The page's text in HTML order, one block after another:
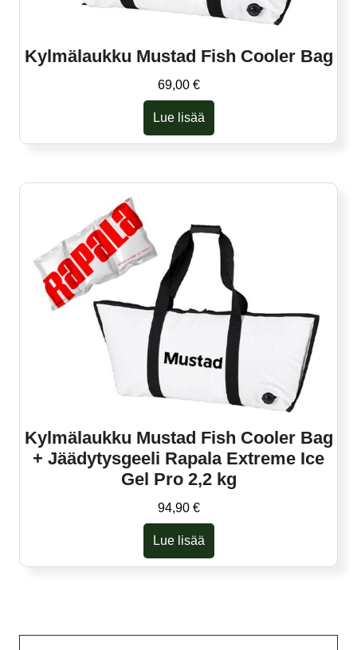
Kylmälaukku Mustad Fish Cooler Bag
69,00 €
Lue lisää
Kylmälaukku Mustad Fish Cooler Bag
+ Jäädytysgeeli Rapala Extreme Ice
Gel Pro 2,2 kg
94,90 €
Lue lisää